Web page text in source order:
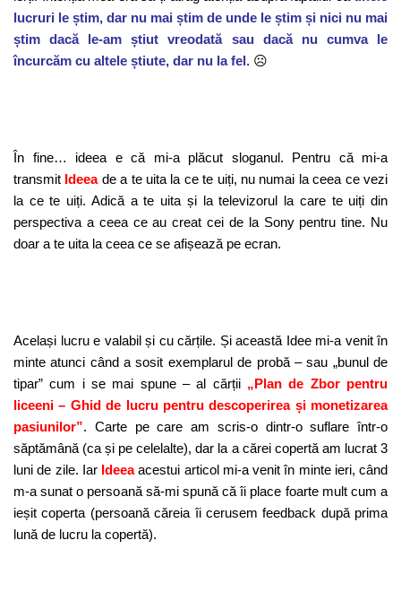
lucruri le știm, dar nu mai știm de unde le știm și nici nu mai
știm dacă le-am știut vreodată sau dacă nu cumva le
încurcăm cu altele știute, dar nu la fel. ☹
În fine… ideea e că mi-a plăcut sloganul. Pentru că mi-a
transmit Ideeade a te uita la ce te uiți, nu numai la ceea ce vezi
la ce te uiți. Adică a te uita și la televizorul la care te uiți din
perspectiva a ceea ce au creat cei de la Sony pentru tine. Nu
doar a te uita la ceea ce se afișează pe ecran.
Același lucru e valabil și cu cărțile. Și această Idee mi-a venit în
minte atunci când a sosit exemplarul de probă – sau „bunul de
tipar” cum i se mai spune – al cărții „Plan de Zbor pentru
liceeni – Ghid de lucru pentru descoperirea și monetizarea
pasiunilor”. Carte pe care am scris-o dintr-o suflare într-o
săptămână (ca și pe celelalte), dar la a cărei copertă am lucrat 3
luni de zile. Iar Ideeaacestui articol mi-a venit în minte ieri, când
m-a sunat o persoană să-mi spună că îi place foarte mult cum a
ieșit coperta (persoană căreia îi cerusem feedback după prima
lună de lucru la copertă).